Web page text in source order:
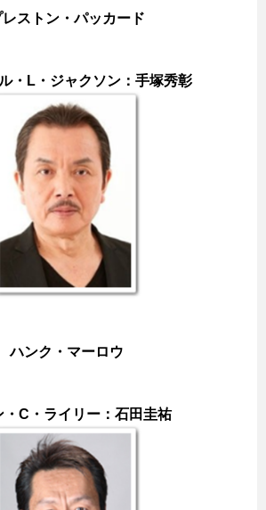
レストン・パッカード
・L・ジャクソン：手塚秀彰
ハンク・マーロウ
・C・ライリー：石田圭祐